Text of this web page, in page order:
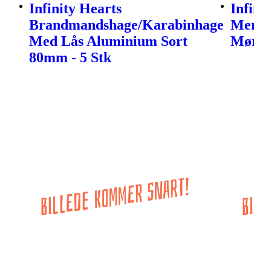
Infinity Hearts
Brandmandshage/Karabinhage
Med Lås Aluminium Sort
80mm - 5 Stk